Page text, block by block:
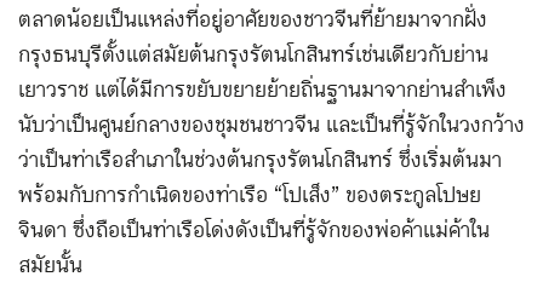
ตลาดน้อยเป็นแหล่งที่อยู่อาศัยของชาวจีนที่ย้ายมาจากฝั่ง
กรุงธนบุรีตั้งแต่สมัยต้นกรุงรัตนโกสินทร์เช่นเดียวกับย่าน
เยาวราช แต่ได้มีการขยับขยายย้ายถิ่นฐานมาจากย่านสำเพ็ง
นับว่าเป็นศูนย์กลางของชุมชนชาวจีน และเป็นที่รู้จักในวงกว้าง
ว่าเป็นท่าเรือสำเภาในช่วงต้นกรุงรัตนโกสินทร์ ซึ่งเริ่มต้นมา
พร้อมกับการกำเนิดของท่าเรือ “โปเส็ง” ของตระกูลโปษย
จินดา ซึ่งถือเป็นท่าเรือโด่งดังเป็นที่รู้จักของพ่อค้าแม่ค้าใน
สมัยนั้น